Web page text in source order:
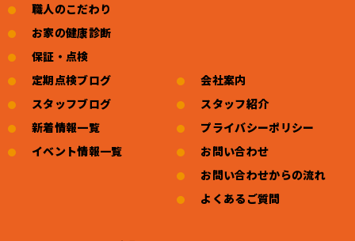
職人のこだわり
お家の健康診断
保証・点検
定期点検ブログ
スタッフブログ
新着情報一覧
イベント情報一覧
会社案内
スタッフ紹介
プライバシーポリシー
お問い合わせ
お問い合わせからの流れ
よくあるご質問